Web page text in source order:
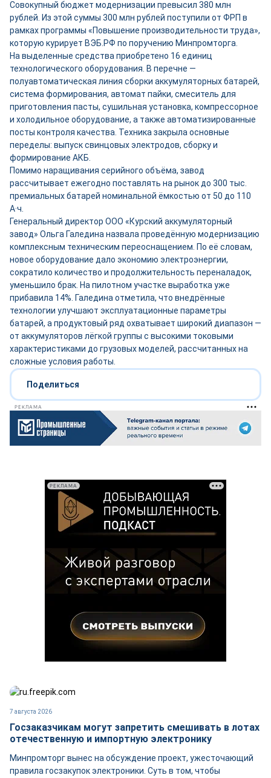
Совокупный бюджет модернизации превысил 380 млн
рублей. Из этой суммы 300 млн рублей поступили от ФРП в
рамках программы «Повышение производительности труда»,
которую курирует ВЭБ.РФ по поручению Минпромторга.
На выделенные средства приобретено 16 единиц
технологического оборудования. В перечне —
полуавтоматическая линия сборки аккумуляторных батарей,
система формирования, автомат пайки, смеситель для
приготовления пасты, сушильная установка, компрессорное
и холодильное оборудование, а также автоматизированные
посты контроля качества. Техника закрыла основные
переделы: выпуск свинцовых электродов, сборку и
формирование АКБ.
Помимо наращивания серийного объёма, завод
рассчитывает ежегодно поставлять на рынок до 300 тыс.
премиальных батарей номинальной ёмкостью от 50 до 110
А·ч.
Генеральный директор ООО «Курский аккумуляторный
завод» Ольга Галедина назвала проведённую модернизацию
комплексным техническим переоснащением. По её словам,
новое оборудование дало экономию электроэнергии,
сократило количество и продолжительность переналадок,
уменьшило брак. На пилотном участке выработка уже
прибавила 14%. Галедина отметила, что внедрённые
технологии улучшают эксплуатационные параметры
батарей, а продуктовый ряд охватывает широкий диапазон —
от аккумуляторов лёгкой группы с высокими токовыми
характеристиками до грузовых моделей, рассчитанных на
сложные условия работы.
Поделиться
РЕКЛАМА
7 августа 2026
Госзаказчикам могут запретить смешивать в лотах
отечественную и импортную электронику
Минпромторг вынес на обсуждение проект, ужесточающий
правила госзакупок электроники. Суть в том, чтобы
РЕКЛАМА